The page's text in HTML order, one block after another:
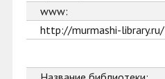
www:
http://murmashi-library.ru/